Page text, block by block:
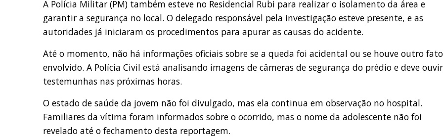
A Polícia Militar (PM) também esteve no Residencial Rubi para realizar o isolamento da área e
garantir a segurança no local. O delegado responsável pela investigação esteve presente, e as
autoridades já iniciaram os procedimentos para apurar as causas do acidente.
Até o momento, não há informações oficiais sobre se a queda foi acidental ou se houve outro
envolvido. A Polícia Civil está analisando imagens de câmeras de segurança do prédio e deve ouvir
testemunhas nas próximas horas.
O estado de saúde da jovem não foi divulgado, mas ela continua em observação no hospital.
Familiares da vítima foram informados sobre o ocorrido, mas o nome da adolescente não foi
revelado até o fechamento desta reportagem.